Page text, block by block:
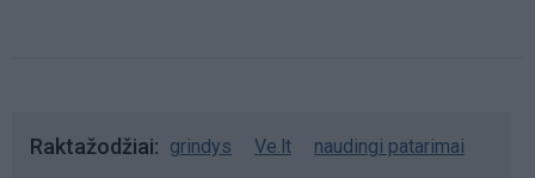
Raktažodžiai grindys Ve.lt naudingi patarimai